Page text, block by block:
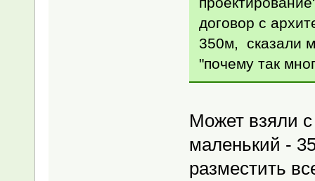
договор с
350м, сказали
"почему так
Может взяли
маленький -
разместить